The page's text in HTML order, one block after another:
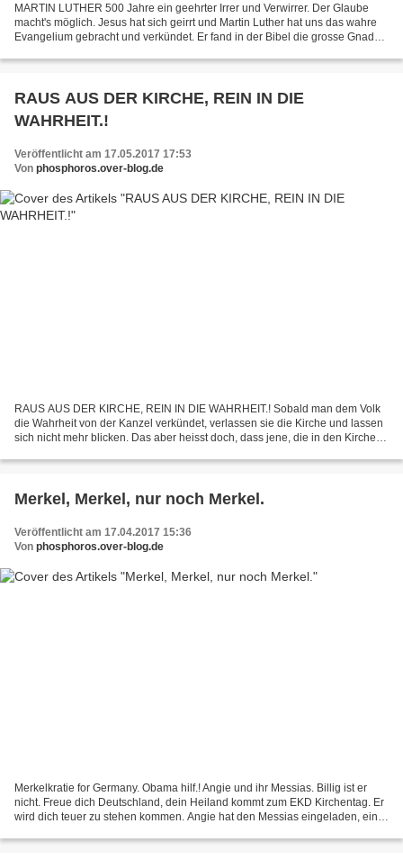
MARTIN LUTHER 500 Jahre ein geehrter Irrer und Verwirrer. Der Glaube
macht's möglich. Jesus hat sich geirrt und Martin Luther hat uns das wahre
Evangelium gebracht und verkündet. Er fand in der Bibel die grosse Gnade
RAUS AUS DER KIRCHE, REIN IN DIE
WAHRHEIT.!
Veröffentlicht am 17.05.2017 17:53
Von phosphoros.over-blog.de
RAUS AUS DER KIRCHE, REIN IN DIE WAHRHEIT.! Sobald man dem Volk
die Wahrheit von der Kanzel verkündet, verlassen sie die Kirche und lassen
sich nicht mehr blicken. Das aber heisst doch, dass jene, die in den Kirchen
Merkel, Merkel, nur noch Merkel.
Veröffentlicht am 17.04.2017 15:36
Von phosphoros.over-blog.de
Merkelkratie for Germany. Obama hilf.! Angie und ihr Messias. Billig ist er
nicht. Freue dich Deutschland, dein Heiland kommt zum EKD Kirchentag. Er
wird dich teuer zu stehen kommen. Angie hat den Messias eingeladen, ein